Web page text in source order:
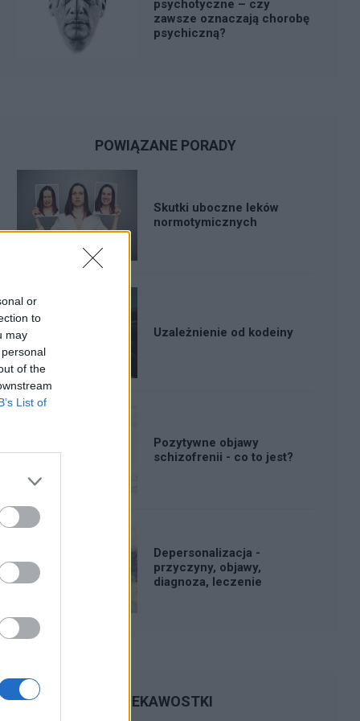
or
to
may
of the
List of
psychotyczne – czy
zawsze oznaczają chorobę
psychiczną?
POWIĄZANE PORADY
Skutki uboczne leków
normotymicznych
Uzależnienie od kodeiny
Pozytywne objawy
schizofrenii - co to jest?
Depersonalizacja -
przyczyny, objawy,
diagnoza, leczenie
CIEKAWOSTKI